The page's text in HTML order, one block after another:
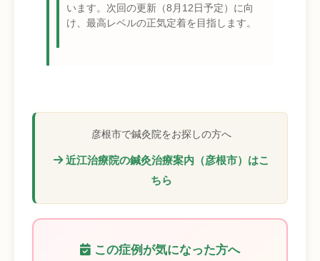
います。次回の更新（8月12日予定）に向
け、最高レベルの正気定着を目指します。
彦根市で鍼灸院をお探しの方へ
近江治療院の鍼灸治療案内（彦根市）はこ
ちら
この症例が気になった方へ